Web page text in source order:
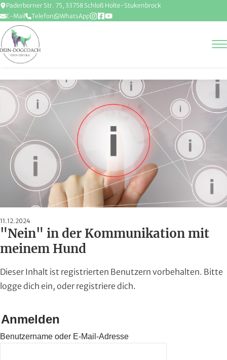
Paderborner Str. 75, 33758 Schloß Holte-Stukenbrock
E-Mail
Telefon WhatsApp
11.12.2024
"Nein" in der Kommunikation mit
meinem Hund
Dieser Inhalt ist registrierten Benutzern vorbehalten. Bitte
logge dich ein, oder registriere dich.
Anmelden
Benutzername oder E-Mail-Adresse